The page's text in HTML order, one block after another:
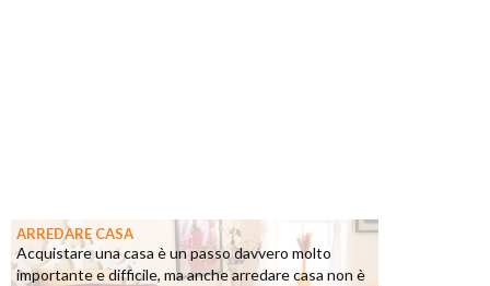
ARREDARE CASA
Acquistare una casa è un passo davvero molto
importante e difficile, ma anche arredare casa non è